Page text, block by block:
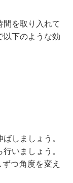
間を取り入れて
以下のような効
しましょう。
いましょう。
つ角度を変え